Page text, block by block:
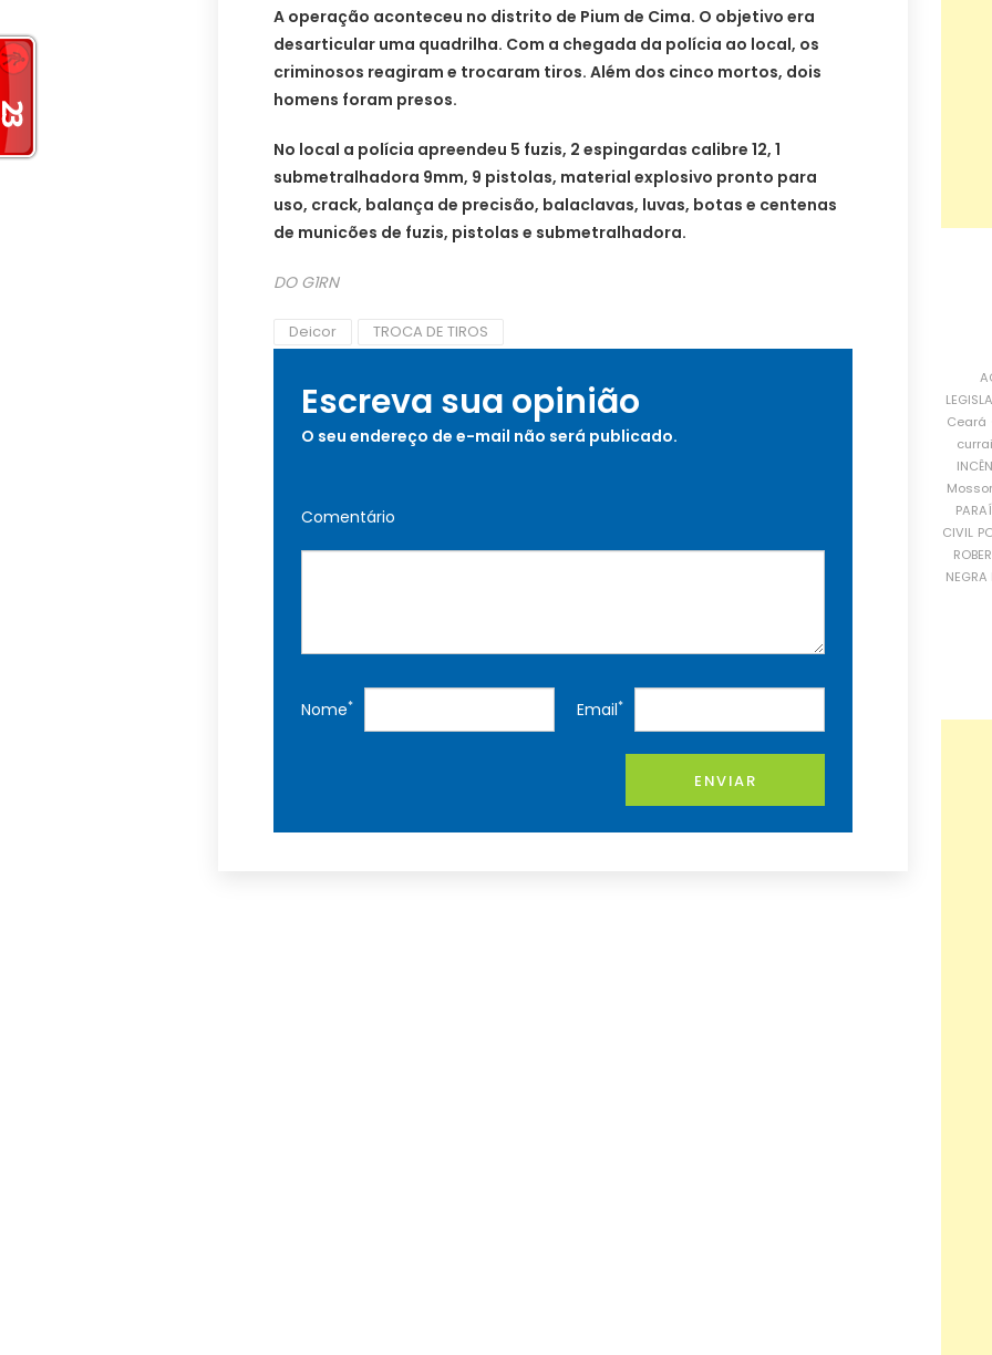
A operação aconteceu no distrito de Pium de Cima. O objetivo era
desarticular uma quadrilha. Com a chegada da polícia ao local, os
criminosos reagiram e trocaram tiros. Além dos cinco mortos, dois
homens foram presos.
No local a polícia apreendeu 5 fuzis, 2 espingardas calibre 12, 1
submetralhadora 9mm, 9 pistolas, material explosivo pronto para
uso, crack, balança de precisão, balaclavas, luvas, botas e centenas
de municões de fuzis, pistolas e submetralhadora.
DO G1RN
Deicor TROCA DE TIROS
Escreva sua opinião
O seu endereço de e-mail não será publicado.
Comentário
Nome* Email*
ENVIAR
Ceará
CIVIL
NEGRA